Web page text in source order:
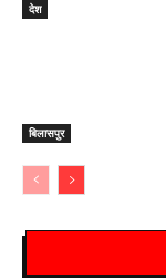
देश
बिलासपुर